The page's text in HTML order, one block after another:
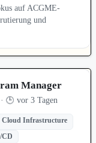
auf ACGME-
und
Manager
🕒 vor 3 Tagen
Cloud Infrastructure
CD